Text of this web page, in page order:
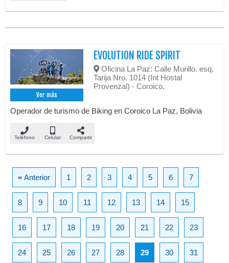
Ver más
EVOLUTION RIDE SPIRIT
Oficina La Paz: Calle Murillo. esq.
Tarija Nro. 1014 (Int Hostal
Provenzal) - Coroico,
Operador de turismo de Biking en Coroico La Paz, Bolivia
Teléfono Celular Compartir
«Anterior 1 2 3 4 5 6 7
8 9 10 11 12 13 14 15
16 17 18 19 20 21 22 23
24 25 26 27 28 29 30 31